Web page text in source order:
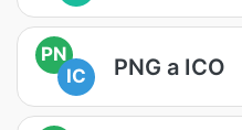
PN
IC
PNG a ICO